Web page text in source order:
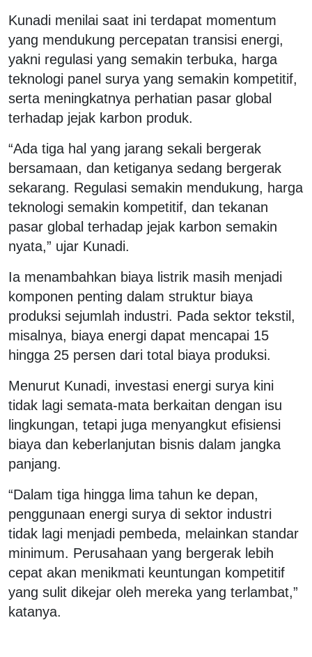
Kunadi menilai saat ini terdapat momentum
yang mendukung percepatan transisi energi,
yakni regulasi yang semakin terbuka, harga
teknologi panel surya yang semakin kompetitif,
serta meningkatnya perhatian pasar global
terhadap jejak karbon produk.
“Ada tiga hal yang jarang sekali bergerak
bersamaan, dan ketiganya sedang bergerak
sekarang. Regulasi semakin mendukung, harga
teknologi semakin kompetitif, dan tekanan
pasar global terhadap jejak karbon semakin
nyata,” ujar Kunadi.
Ia menambahkan biaya listrik masih menjadi
komponen penting dalam struktur biaya
produksi sejumlah industri. Pada sektor tekstil,
misalnya, biaya energi dapat mencapai 15
hingga 25 persen dari total biaya produksi.
Menurut Kunadi, investasi energi surya kini
tidak lagi semata-mata berkaitan dengan isu
lingkungan, tetapi juga menyangkut efisiensi
biaya dan keberlanjutan bisnis dalam jangka
panjang.
“Dalam tiga hingga lima tahun ke depan,
penggunaan energi surya di sektor industri
tidak lagi menjadi pembeda, melainkan standar
minimum. Perusahaan yang bergerak lebih
cepat akan menikmati keuntungan kompetitif
yang sulit dikejar oleh mereka yang terlambat,”
katanya.